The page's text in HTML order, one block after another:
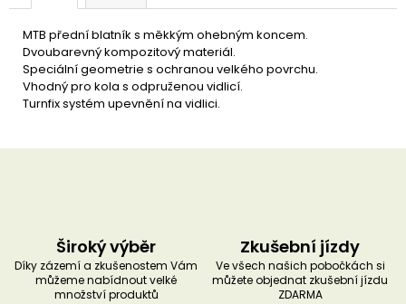
MTB přední blatník s měkkým ohebným koncem.
Dvoubarevný kompozitový materiál.
Speciální geometrie s ochranou velkého povrchu.
Vhodný pro kola s odpruženou vidlicí.
Turnfix systém upevnění na vidlici.
Široký výběr
Díky zázemí a zkušenostem Vám
můžeme nabídnout velké
množství produktů
Zkušební jízdy
Ve všech našich pobočkách si
můžete objednat zkušební jízdu
ZDARMA
u
e
m
e